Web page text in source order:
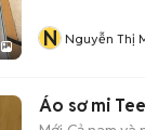
N Nguyễn Thị
Áo sơ mi